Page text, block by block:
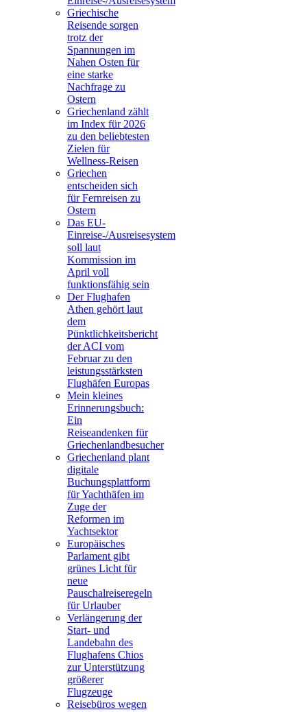
Griechische
Reisende sorgen
trotz der
Spannungen im
Nahen Osten für
eine starke
Nachfrage zu
Ostern
Griechenland zählt
im Index für 2026
zu den beliebtesten
Zielen für
Wellness-Reisen
Griechen
entscheiden sich
für Fernreisen zu
Ostern
Das EU-
Einreise-/Ausreisesystem
soll laut
Kommission im
April voll
funktionsfähig sein
Der Flughafen
Athen gehört laut
dem
Pünktlichkeitsbericht
der ACI vom
Februar zu den
leistungsstärksten
Flughäfen Europas
Mein kleines
Erinnerungsbuch:
Ein
Reiseandenken für
Griechenlandbesucher
Griechenland plant
digitale
Buchungsplattform
für Yachthäfen im
Zuge der
Reformen im
Yachtsektor
Europäisches
Parlament gibt
grünes Licht für
neue
Pauschalreiseregeln
für Urlauber
Verlängerung der
Start- und
Landebahn des
Flughafens Chios
zur Unterstützung
größerer
Flugzeuge
Reisebüros wegen